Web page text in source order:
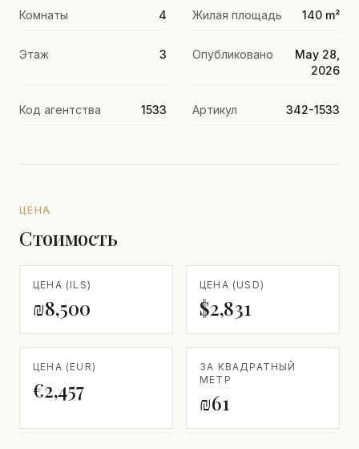
Комнаты 4 Жилая площадь 140 m²
Этаж 3 Опубликовано
May 28,
2026
Код агентства 1533 Артикул 342-1533
ЦЕНА
Стоимость
ЦЕНА (ILS)
₪8,500
ЦЕНА (USD)
$2,831
ЦЕНА (EUR)
€2,457
ЗА КВАДРАТНЫЙ
МЕТР
₪61